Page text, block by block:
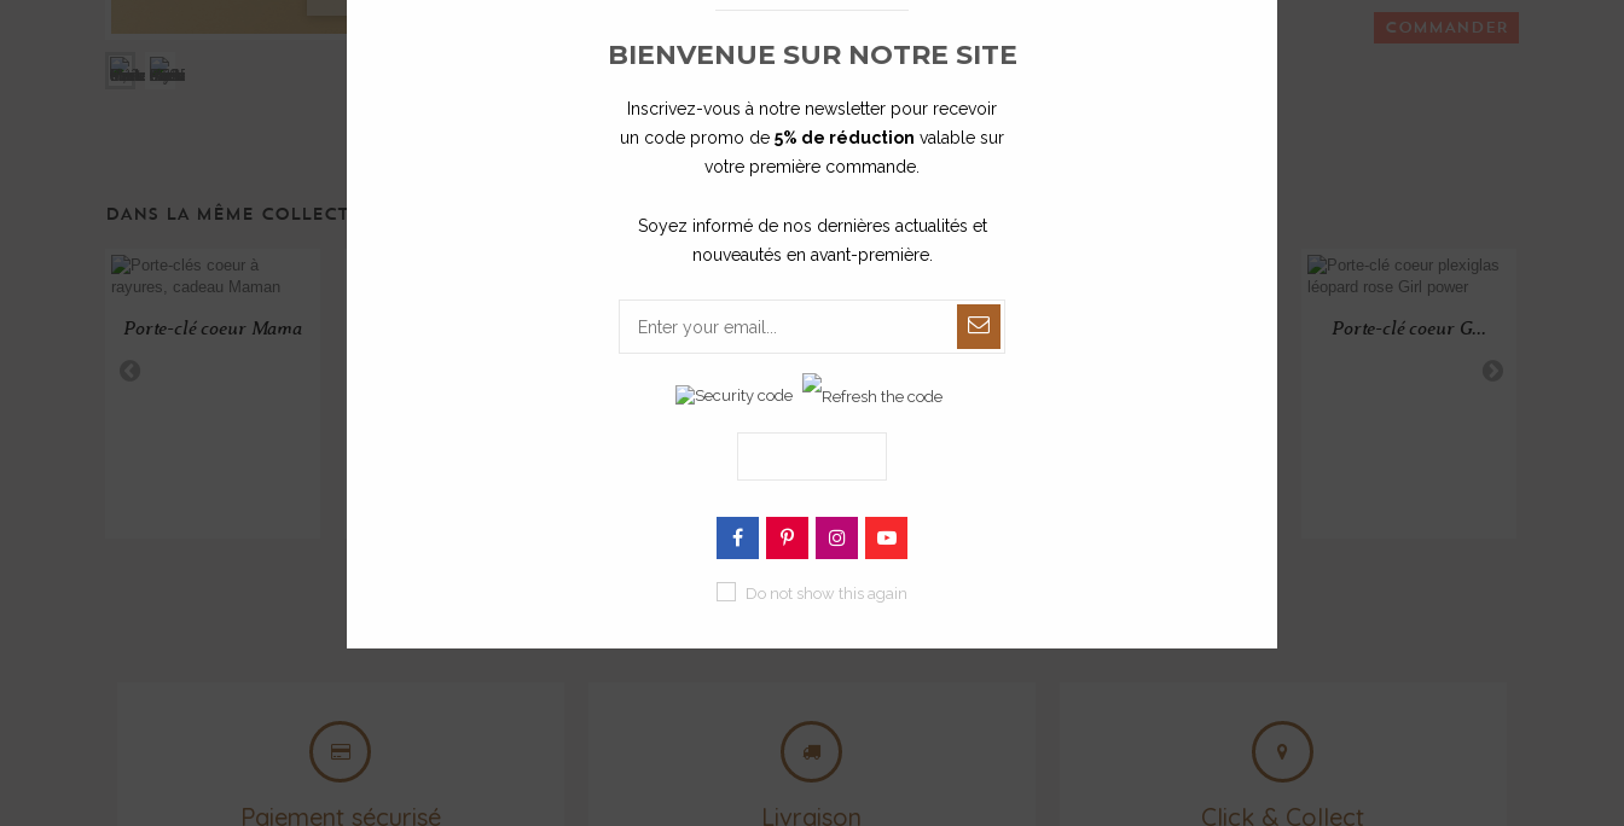
Délai de fabrication : 7 jours
Prix unitaire dégressif :
COMMANDER
DANS LA MÊME COLLECTION ...
Porte-clé coeur Mama Porte-clé coeur G...
Paiement sécurisé Livraison Click & Collect
BIENVENUE SUR NOTRE SITE
Inscrivez-vous à notre newsletter pour recevoir
un code promo de 5% de réduction valable sur
votre première commande.
Soyez informé de nos dernières actualités et
nouveautés en avant-première.
Do not show this again